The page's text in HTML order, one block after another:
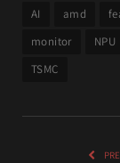
AI amd
monitor
NPU
TSMC